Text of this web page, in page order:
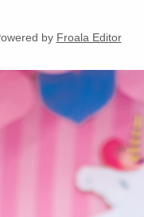
by Froala Editor